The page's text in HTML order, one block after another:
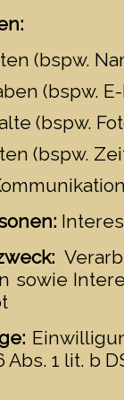
(bspw.
(bspw.
(bspw.
(bspw.
sowie
1 lit. b